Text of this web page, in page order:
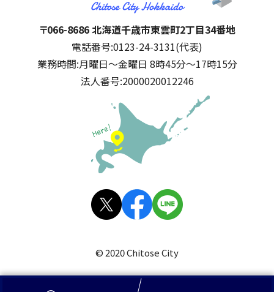
千歳市
住所:
〒066-8686 北海道千歳市東雲町2丁目34番地
電話番号:0123-24-3131(代表)
業務時間:月曜日～金曜日 8時45分～17時15分
法人番号:2000020012246
公式SNS
© 2020 Chitose City